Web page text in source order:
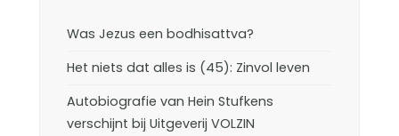
Was Jezus een bodhisattva?
Het niets dat alles is (45): Zinvol leven
Autobiografie van Hein Stufkens
verschijnt bij Uitgeverij VOLZIN